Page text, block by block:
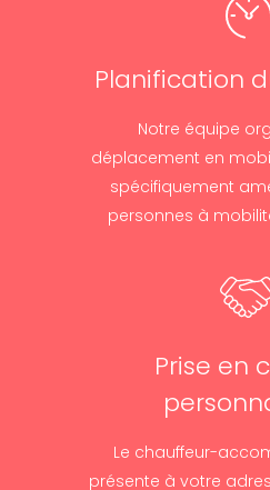
Planification
Notre équipe
déplacement en
spécifiquement
personnes à
Prise en
Le chauffeur-
présente à votre